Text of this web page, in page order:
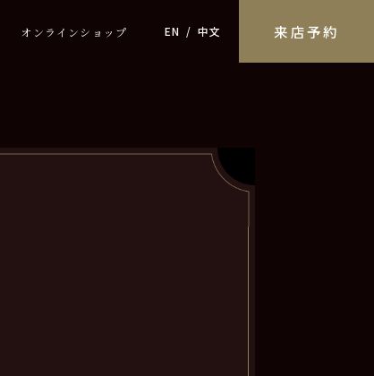
来店予約
オンラインショップ EN 中文